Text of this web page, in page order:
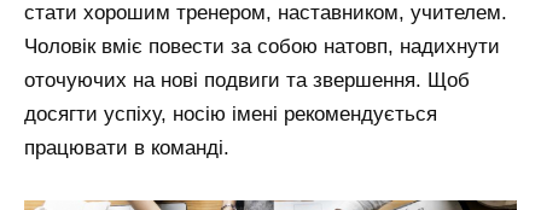
стати хорошим тренером, наставником, учителем.
Чоловік вміє повести за собою натовп, надихнути
оточуючих на нові подвиги та звершення. Щоб
досягти успіху, носію імені рекомендується
працювати в команді.